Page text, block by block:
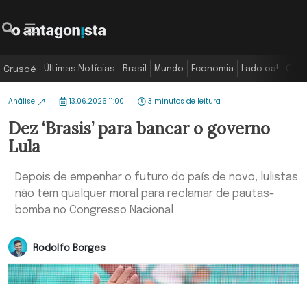
Crusoé Últimas Notícias Brasil Mundo Economia Lado oa!
Análise 13.06.2026 11:00 3 minutos de leitura
Dez ‘Brasis’ para bancar o governo
Lula
Depois de empenhar o futuro do país de novo, lulistas
não têm qualquer moral para reclamar de pautas-
bomba no Congresso Nacional
Rodolfo Borges